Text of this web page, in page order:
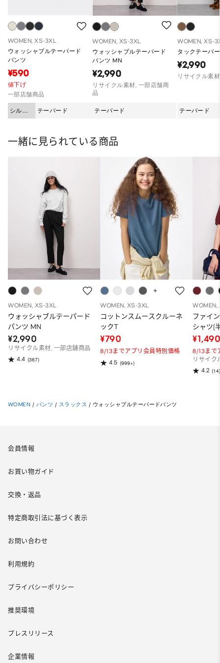
WOMEN, XS-3XL
ウォッシャブルテーパード
パンツ
¥590
値下げ
一部店舗商品
シルエ
ット
テーパード
WOMEN, XS-3XL
ウォッシャブルテーパード
パンツ MN
¥2,990
リサイクル素材, 一部店舗商
品
テーパード
WOMEN, XS-
タックテーパ
¥2,990
リサイクル素材
テーパード
一緒に見られている商品
WOMEN, XS-3XL
ウォッシャブルテーパード
パンツ MN
¥2,990
リサイクル素材, 一部店舗商品
4.4 (367)
WOMEN, XS-3XL
コットンスムースクルーネ
ックT
¥790
8/13までアプリ会員特別価格
4.5 (999+)
WOMEN,
ファイ
シャツ(
8/13まで
リサイク
4.2 (14)
WOMEN / パンツ / スラックス / ウォッシャブルテーパードパンツ
会員情報
お買い物ガイド
交換・返品
特定商取引法に基づく表示
お問い合わせ
利用規約
プライバシーポリシー
推奨環境
プレスリリース
企業情報